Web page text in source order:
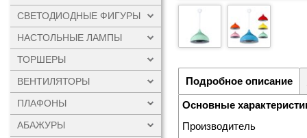
СВЕТОДИОДНЫЕ ФИГУРЫ
НАСТОЛЬНЫЕ ЛАМПЫ
ТОРШЕРЫ
ВЕНТИЛЯТОРЫ
ПЛАФОНЫ
АБАЖУРЫ
Подробное описание
Основные
Производитель